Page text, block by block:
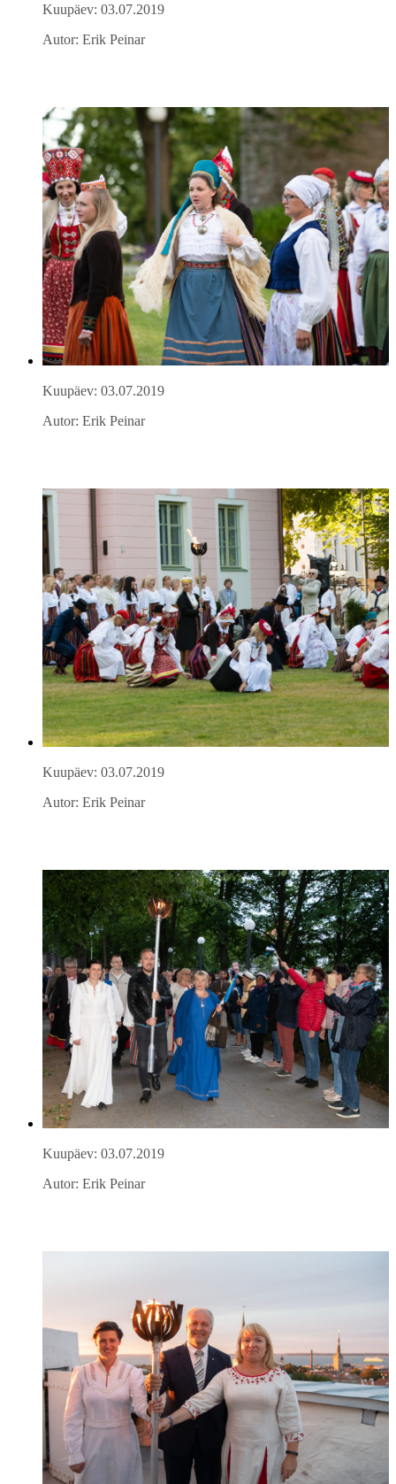
Kuupäev: 03.07.2019
Autor: Erik Peinar
Kuupäev: 03.07.2019
Autor: Erik Peinar
Kuupäev: 03.07.2019
Autor: Erik Peinar
Kuupäev: 03.07.2019
Autor: Erik Peinar